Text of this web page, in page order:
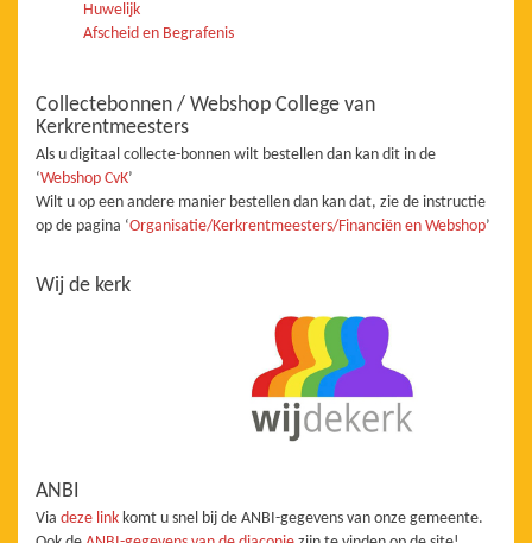
Huwelijk
Afscheid en Begrafenis
Collectebonnen / Webshop College van
Kerkrentmeesters
Als u digitaal collecte-bonnen wilt bestellen dan kan dit in de
‘Webshop CvK’
Wilt u op een andere manier bestellen dan kan dat, zie de instructie
op de pagina ‘Organisatie/Kerkrentmeesters/Financiën en Webshop’
Wij de kerk
ANBI
Via deze link komt u snel bij de ANBI-gegevens van onze gemeente.